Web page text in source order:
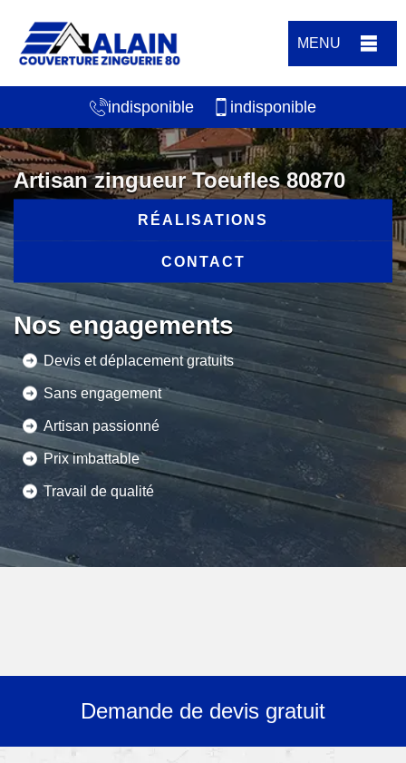
MENU
indisponible indisponible
Artisan zingueur Toeufles 80870
RÉALISATIONS
CONTACT
Nos engagements
Devis et déplacement gratuits
Sans engagement
Artisan passionné
Prix imbattable
Travail de qualité
Demande de devis gratuit